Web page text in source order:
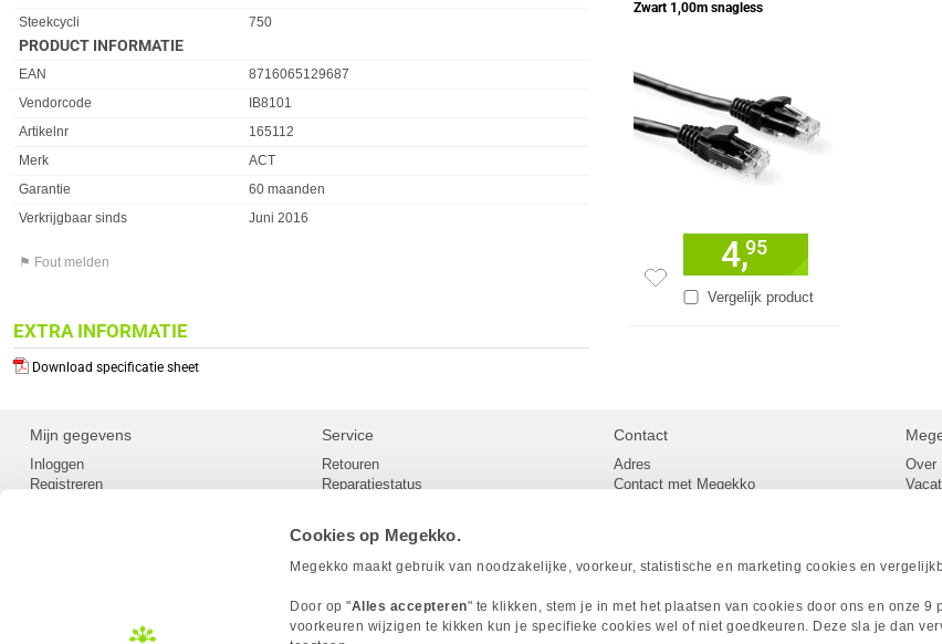
Cookies op Megekko.
Megekko maakt gebruik van noodzakelijke, voorkeur, statistische en marketing cookies en
Door op "Alles accepteren" te klikken, stem je in met het plaatsen van cookies door ons en onze 9
voorkeuren wijzigen te kikken kun je specifieke cookies wel of niet goedkeuren. Deze sla je dan
Steekcycli
750
PRODUCT INFORMATIE
EAN
8716065129687
Vendorcode
IB8101
Artikelnr
165112
Merk
ACT
Garantie
60 maanden
Verkrijgbaar sinds
Juni 2016
⚑ Fout melden
EXTRA INFORMATIE
Download specificatie sheet
Zwart 1,00m snagless
Vergelijk product
4,95
Mijn gegevens
Inloggen
Registreren
Service
Retouren
Reparatiestatus
Herroepingsrecht
Betaalmethoden
Megekko builds
Toegankelijkheid
Contact
Adres
Contact met Megekko